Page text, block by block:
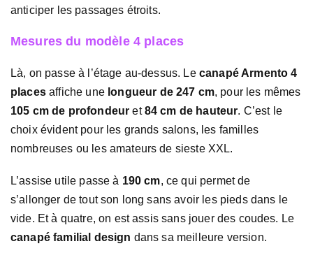
anticiper les passages étroits.
Mesures du modèle 4 places
Là, on passe à l’étage au-dessus. Le canapé Armento 4
placesaffiche une longueur de 247 cm, pour les mêmes
105 cm de profondeur et84 cm de hauteur. C’est le
choix évident pour les grands salons, les familles
nombreuses ou les amateurs de sieste XXL.
L’assise utile passe à 190 cm, ce qui permet de
s’allonger de tout son long sans avoir les pieds dans le
vide. Et à quatre, on est assis sans jouer des coudes. Le
canapé familial design dans sa meilleure version.